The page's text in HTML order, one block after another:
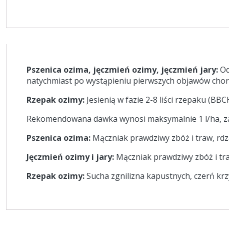
Pszenica ozima, jęczmień ozimy, jęczmień jary:
natychmiast po wystąpieniu pierwszych objawów
Rzepak ozimy: Jesienią w fazie 2-8 liści rzepaku
Rekomendowana dawka wynosi maksymalnie 1 l/
Pszenica ozima: Mączniak prawdziwy zbóż i traw,
Jęczmień ozimy i jary: Mączniak prawdziwy zbóż i
Rzepak ozimy:Sucha zgnilizna kapustnych, czerń